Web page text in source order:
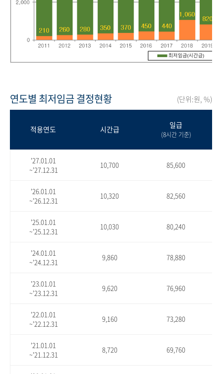
연도별 최저임금 결정현황 (단위:원, %)
적용연도 시간급 일급
(8시간 기준)
'27.01.01
~'27.12.31
10,700 85,600
'26.01.01
~'26.12.31
10,320 82,560
'25.01.01
~'25.12.31
10,030 80,240
'24.01.01
~'24.12.31
9,860 78,880
'23.01.01
~'23.12.31
9,620 76,960
'22.01.01
~'22.12.31
9,160 73,280
'21.01.01
~'21.12.31
8,720 69,760